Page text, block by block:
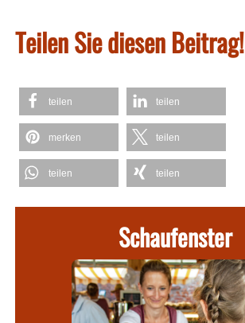
Teilen Sie diesen Beitrag!
teilen teilen
merken teilen
teilen teilen
Schaufenster